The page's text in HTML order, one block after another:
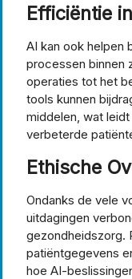
Efficiëntie
AI kan ook helpen
processen binnen
operaties tot het
tools kunnen
middelen, wat
verbeterde
Ethische
Ondanks de vele
uitdagingen
gezondheidszorg.
patiëntgegevens
hoe AI-